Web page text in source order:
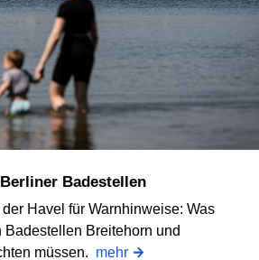
Berliner Badestellen
Havel für Warnhinweise: Was
Badestellen Breitehorn und
müssen. mehr